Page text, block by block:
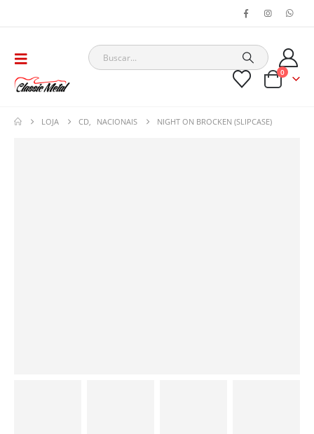
0
LOJA CD NACIONAIS NIGHT ON BROCKEN (SLIPCASE)